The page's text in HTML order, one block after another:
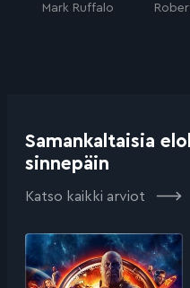
Mark Ruffalo
Samankaltaisia
sinnepäin
Katso kaikki arviot